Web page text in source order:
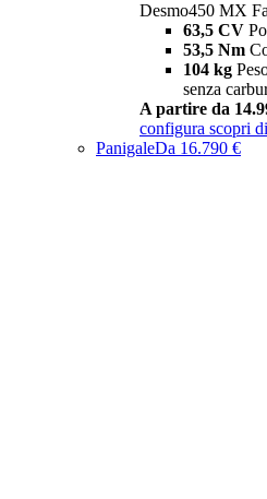
Desmo450 MX
63,5 CV
53,5 Nm
104 kg
senza
A partire da
configura scopri
PanigaleDa 16.790 €